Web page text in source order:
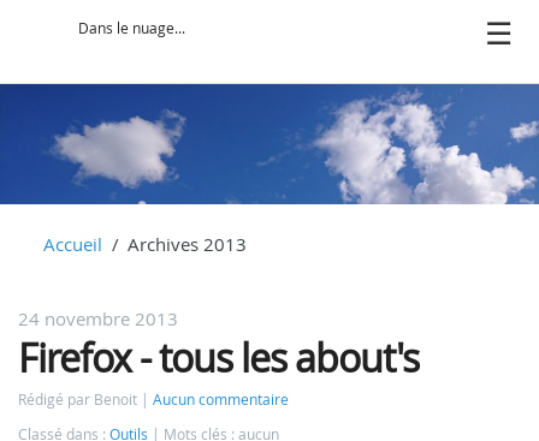
Dans le nuage...
Accueil Archives 2013
24 novembre 2013
Firefox - tous les about's
Rédigé par Benoit
Aucun commentaire
Classé dans : Outils Mots clés : aucun